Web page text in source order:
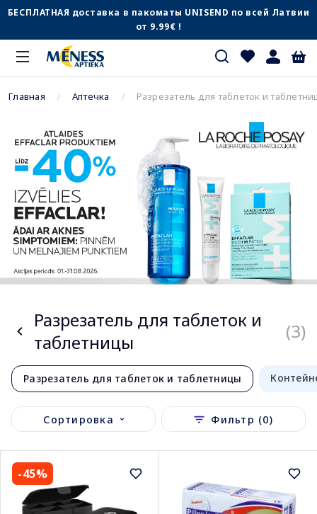
БЕСПЛАТНАЯ доставка в пакоматы UNISEND по всей Латвии
от 9.99€ !
Главная Аптечка Разрезатель для таблеток и
Разрезатель для таблеток и
таблетницы
(3)
Разрезатель для таблеток и таблетницы
Сортировка Фильтр (0)
-45%